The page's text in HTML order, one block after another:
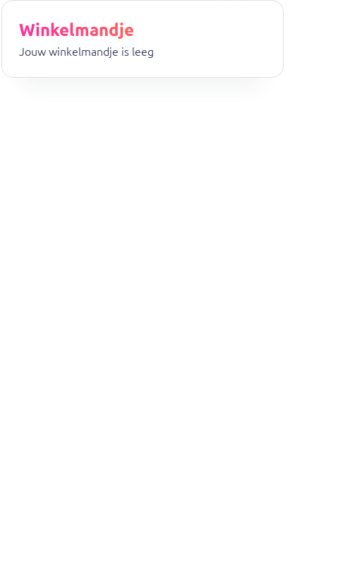
Winkelmandje
Jouw winkelmandje is leeg